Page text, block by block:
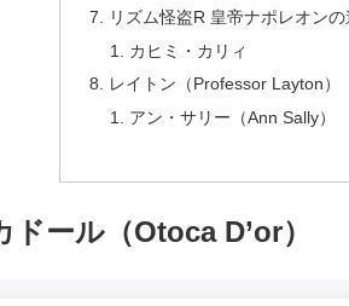
リズム怪盗R 皇帝ナポレオン
カヒミ・カリィ
レイトン（Professor Layton）
アン・サリー（Ann Sally）
ドール（Otoca D’or）